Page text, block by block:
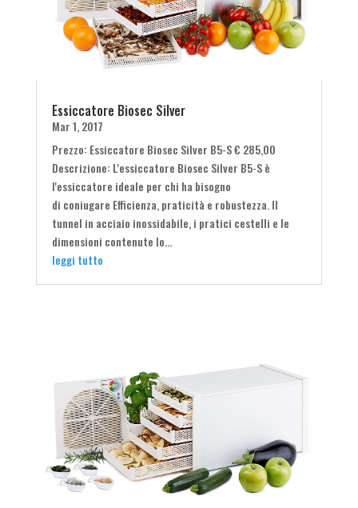
Essiccatore Biosec Silver
Mar 1, 2017
Prezzo: Essiccatore Biosec Silver B5-S € 285,00
Descrizione: L'essiccatore Biosec Silver B5-S è
l'essiccatore ideale per chi ha bisogno
di coniugare Efficienza, praticità e robustezza. Il
tunnel in acciaio inossidabile, i pratici cestelli e le
dimensioni contenute lo...
leggi tutto